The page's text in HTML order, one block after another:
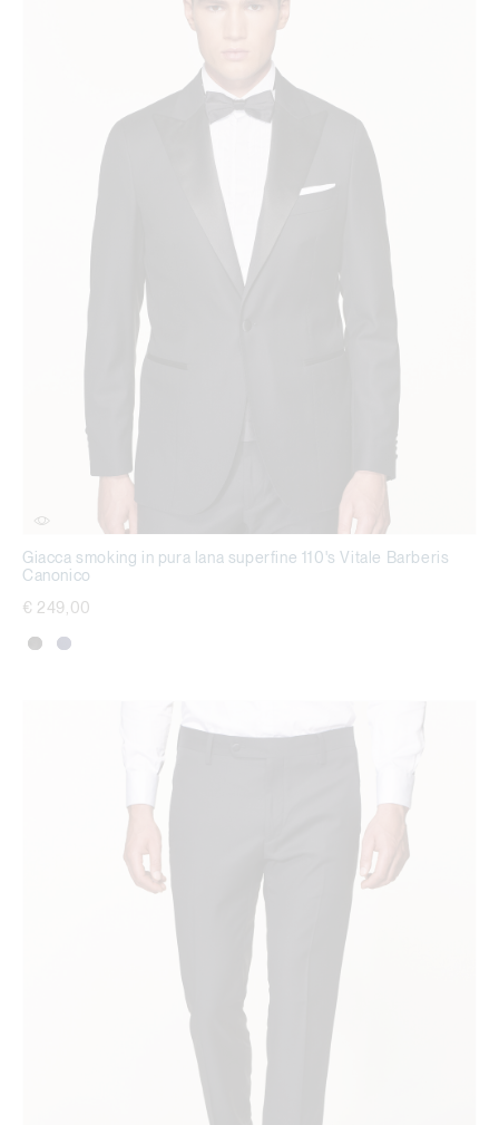
Giacca smoking in pura lana superfine 110's Vitale Barberis
Canonico
€ 249,00